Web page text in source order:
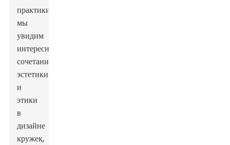
практики,
мы
увидим
интересное
сочетание
эстетики
и
этики
в
дизайне
кружек,